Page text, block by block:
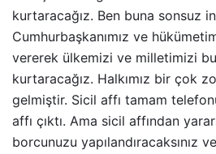
kurtaracağız. Ben buna sonsuz
Cumhurbaşkanımız ve
vererek ülkemizi ve milletimizi bu
kurtaracağız. Halkımız bir çok
gelmiştir. Sicil affı tamam
affı çıktı. Ama sicil affından
borcunuzu yapılandıracaksınız